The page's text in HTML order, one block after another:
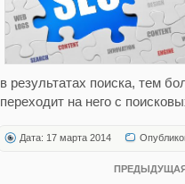
в результатах поиска, тем
переходит на него с
Дата: 17 марта 2014